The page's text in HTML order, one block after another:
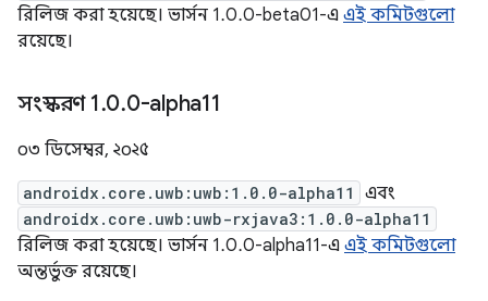
রিলিজ করা হয়েছে। ভার্সন 1.0.0-beta01-এ এই কমিটগুলো
রয়েছে।
সংস্করণ 1.0.0-alpha11
০৩ ডিসেম্বর, ২০২৫
androidx.core.uwb:uwb:1.0.0-alpha11 এবং
androidx.core.uwb:uwb-rxjava3:1.0.0-alpha11
রিলিজ করা হয়েছে। ভার্সন 1.0.0-alpha11-এ এই কমিটগুলো
অন্তর্ভুক্ত রয়েছে।